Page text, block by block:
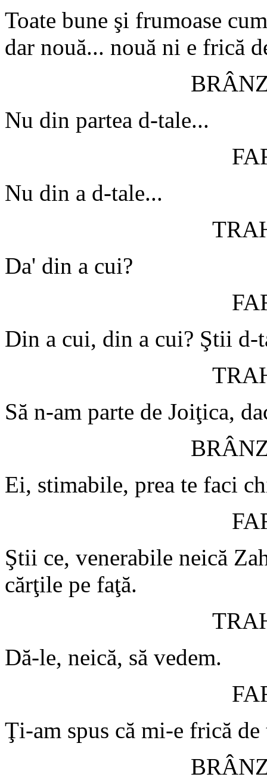
Toate bune şi frumoase
dar nouă... nouă ni e frică
Nu din partea d-tale...
Nu din a d-tale...
Da' din a cui?
Din a cui, din a cui? Ştii d-
Să n-am parte de Joiţica,
Ei, stimabile, prea te faci
Ştii ce, venerabile neică
cărţile pe faţă.
Dă-le, neică, să vedem.
Ţi-am spus că mi-e frică de